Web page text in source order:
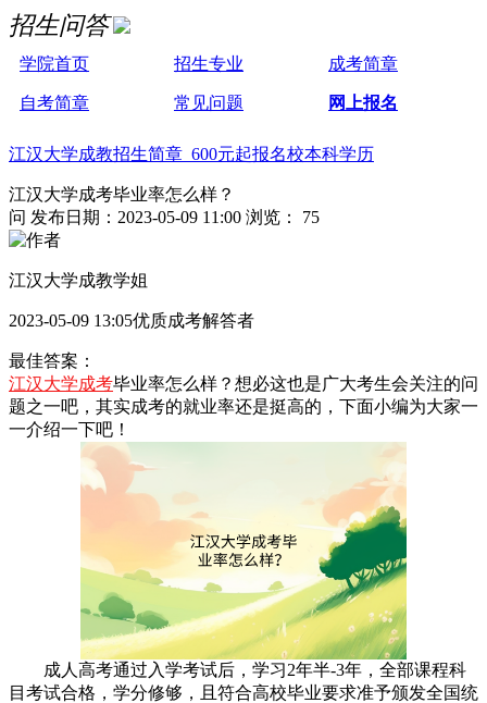
招生问答
学院首页 招生专业 成考简章
自考简章 常见问题 网上报名
江汉大学成教招生简章 600元起报名校本科学历
江汉大学成考毕业率怎么样？
问 发布日期：2023-05-09 11:00 浏览： 75
江汉大学成教学姐
2023-05-09 13:05优质成考解答者
最佳答案：
江汉大学成考毕业率怎么样？想必这也是广大考生会关注的问
题之一吧，其实成考的就业率还是挺高的，下面小编为大家一
一介绍一下吧！
成人高考通过入学考试后，学习2年半-3年，全部课程科
目考试合格，学分修够，且符合高校毕业要求准予颁发全国统